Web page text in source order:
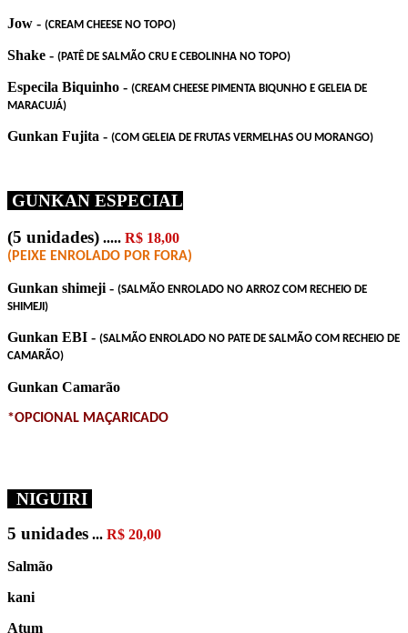
Jow - (CREAM CHEESE NO TOPO)
Shake - (PATÊ DE SALMÃO CRU E CEBOLINHA NO TOPO)
Especila Biquinho - (CREAM CHEESE PIMENTA BIQUNHO E GELEIA DE
MARACUJÁ)
Gunkan Fujita - (COM GELEIA DE FRUTAS VERMELHAS OU MORANGO)
GUNKAN ESPECIAL
(5 unidades) ..... R$ 18,00
(PEIXE ENROLADO POR FORA)
Gunkan shimeji - (SALMÃO ENROLADO NO ARROZ COM RECHEIO DE
SHIMEJI)
Gunkan EBI - (SALMÃO ENROLADO NO PATE DE SALMÃO COM RECHEIO DE
CAMARÃO)
Gunkan Camarão
*OPCIONAL MAÇARICADO
NIGUIRI
5 unidades ... R$ 20,00
Salmão
kani
Atum